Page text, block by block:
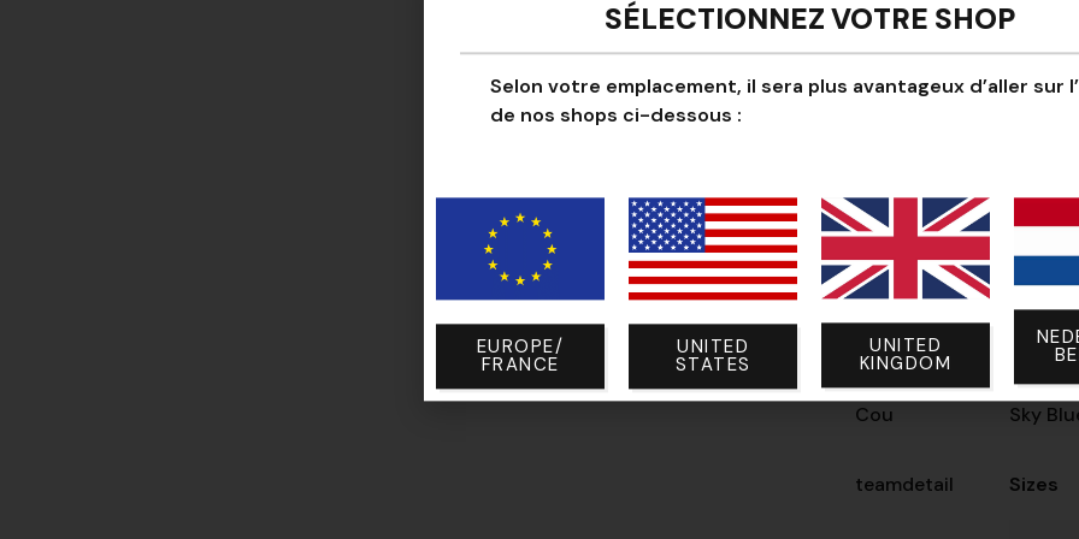
Logo Apple
Bras
Bras pastel
Cou Sky
teamdetail Sizes
SÉLECTIONNEZ VOTRE SHOP
Selon votre emplacement, il sera plus avantageux d’aller sur
de nos shops ci-dessous :
EUROPE/
FRANCE
UNITED
STATES
UNITED
KINGDOM